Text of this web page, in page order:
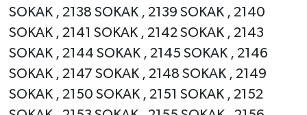
SOKAK , 2138 SOKAK , 2139 SOKAK , 2140
SOKAK , 2141 SOKAK , 2142 SOKAK , 2143
SOKAK , 2144 SOKAK , 2145 SOKAK , 2146
SOKAK , 2147 SOKAK , 2148 SOKAK , 2149
SOKAK , 2150 SOKAK , 2151 SOKAK , 2152